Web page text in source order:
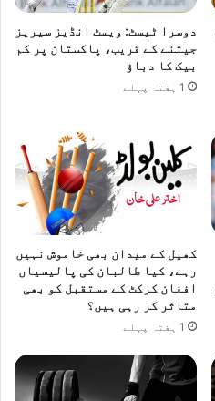
دوسرا ٹیسٹ: ویسٹ انڈیز سیریز
جیتنے کے قریب، پاکستان پر کم
بیک کا دباؤ
1 ہفتہ پہلے
کھیل کے میدان بھی خاموش نہیں
رہے، کیا طالبان کی پالیسیاں
افغان کرکٹ کے مستقبل کو بھی
متاثر کر رہی ہیں؟
1 ہفتہ پہلے